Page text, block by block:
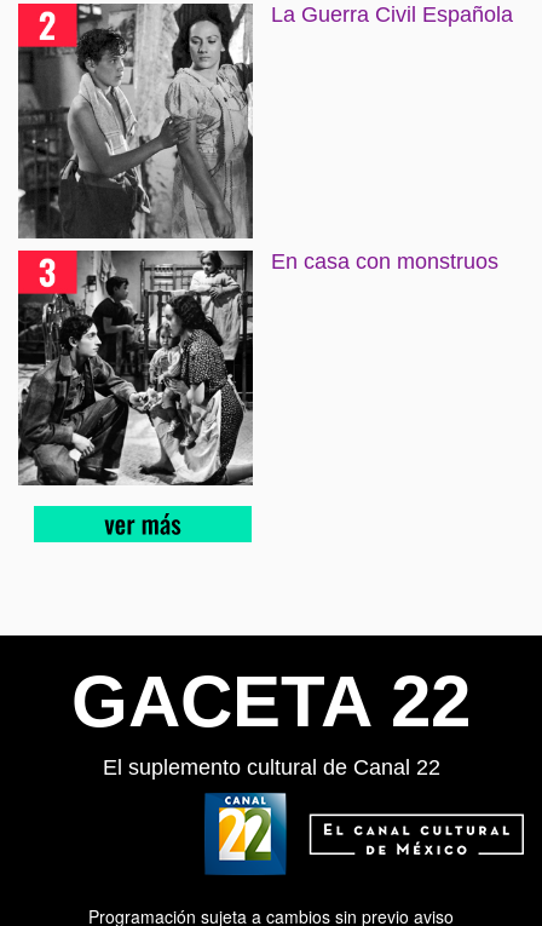
La Guerra Civil Española
En casa con monstruos
GACETA 22
El suplemento cultural de Canal 22
Programación sujeta a cambios sin previo aviso